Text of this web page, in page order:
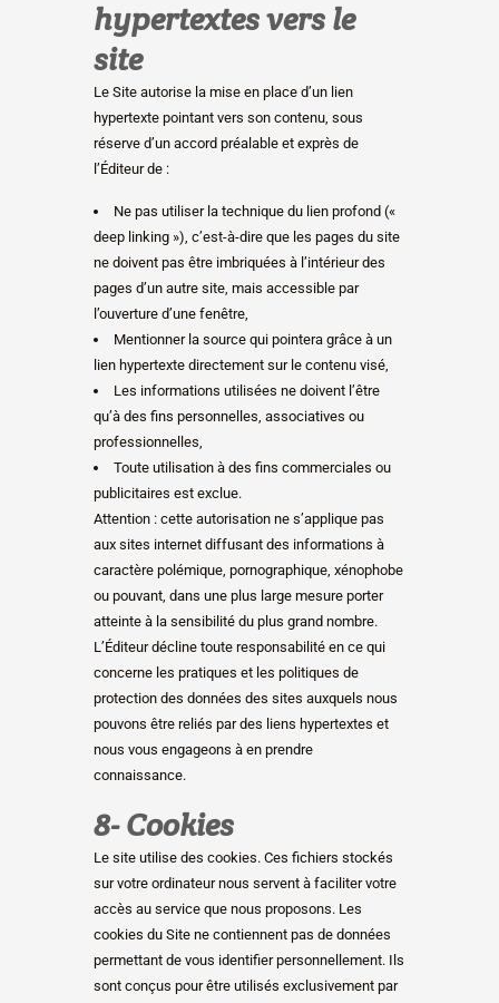
hypertextes vers le
site
Le Site autorise la mise en place d’un lien
hypertexte pointant vers son contenu, sous
réserve d’un accord préalable et exprès de
l’Éditeur de :
Ne pas utiliser la technique du lien profond («
deep linking »), c’est-à-dire que les pages du site
ne doivent pas être imbriquées à l’intérieur des
pages d’un autre site, mais accessible par
l’ouverture d’une fenêtre,
Mentionner la source qui pointera grâce à un
lien hypertexte directement sur le contenu visé,
Les informations utilisées ne doivent l’être
qu’à des fins personnelles, associatives ou
professionnelles,
Toute utilisation à des fins commerciales ou
publicitaires est exclue.
Attention : cette autorisation ne s’applique pas
aux sites internet diffusant des informations à
caractère polémique, pornographique, xénophobe
ou pouvant, dans une plus large mesure porter
atteinte à la sensibilité du plus grand nombre.
L’Éditeur décline toute responsabilité en ce qui
concerne les pratiques et les politiques de
protection des données des sites auxquels nous
pouvons être reliés par des liens hypertextes et
nous vous engageons à en prendre
connaissance.
8- Cookies
Le site utilise des cookies. Ces fichiers stockés
sur votre ordinateur nous servent à faciliter votre
accès au service que nous proposons. Les
cookies du Site ne contiennent pas de données
permettant de vous identifier personnellement. Ils
sont conçus pour être utilisés exclusivement par